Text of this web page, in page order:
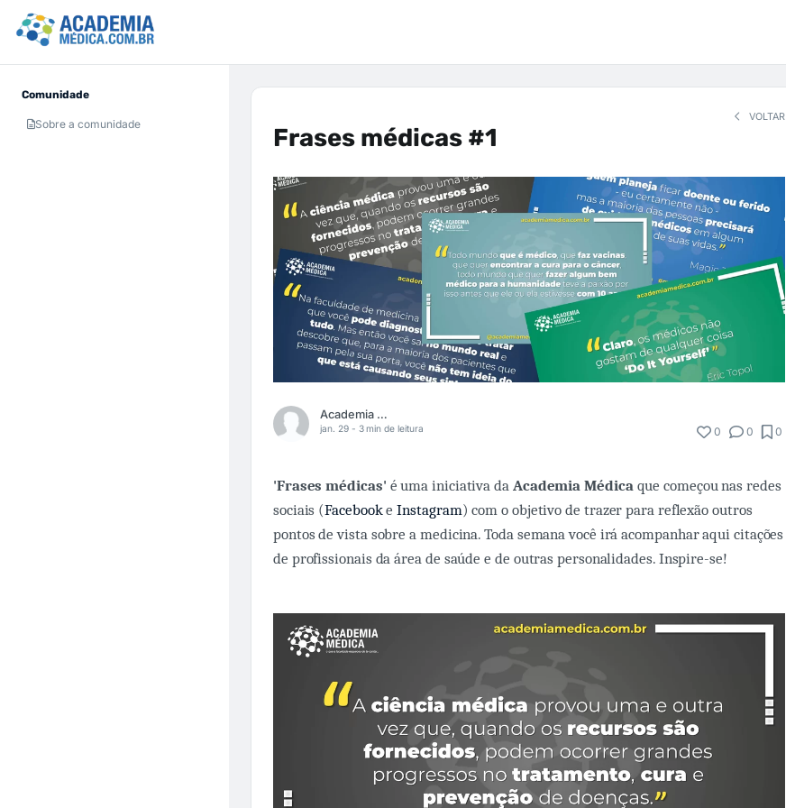
Comunidade
Sobre a comunidade
VOLTAR
Frases médicas #1
Academia Médica
jan. 29 - 3 min de leitura 0 0 0
'Frases médicas' é uma iniciativa da Academia Médica que começou nas redes
sociais (FacebookeInstagram) com o objetivo de trazer para reflexão outros
pontos de vista sobre a medicina. Toda semana você irá acompanhar aqui citações
de profissionais da área de saúde e de outras personalidades. Inspire-se!